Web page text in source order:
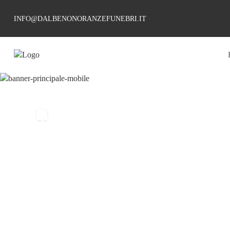
INFO@DALBENONORANZEFUNEBRI.IT